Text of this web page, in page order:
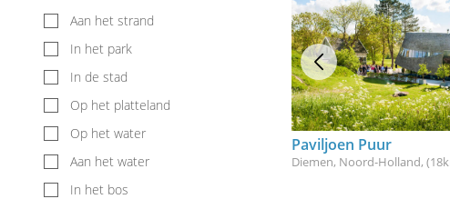
Aan het strand
In het park
In de stad
Op het platteland
Op het water
Aan het water
In het bos
Paviljoen Puur
Diemen, Noord-Holland,